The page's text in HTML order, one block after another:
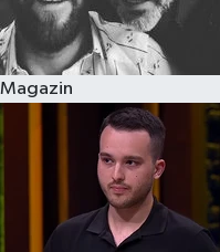
Magazin
Siyaset
Teknoloji
Televizyon
Yaşam-Çevre